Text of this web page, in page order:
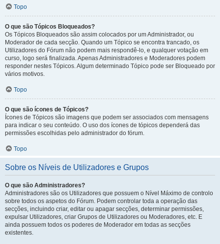
Topo
O que são Tópicos Bloqueados?
Os Tópicos Bloqueados são assim colocados por um Administrador, ou
Moderador de cada secção. Quando um Tópico se encontra trancado, os
Utilizadores do Fórum não podem mais respondê-lo, e qualquer votação em
curso, logo será finalizada. Apenas Administradores e Moderadores podem
responder nestes Tópicos. Algum determinado Tópico pode ser Bloqueado por
vários motivos.
Topo
O que são ícones de Tópicos?
Ícones de Tópicos são imagens que podem ser associados com mensagens
para indicar o seu conteúdo. O uso dos ícones de tópicos dependerá das
permissões escolhidas pelo administrador do fórum.
Topo
Sobre os Níveis de Utilizadores e Grupos
O que são Administradores?
Administradores são os Utilizadores que possuem o Nível Máximo de controlo
sobre todos os aspetos do Fórum. Podem controlar toda a operação das
secções, incluindo criar, editar ou apagar secções, determinar permissões,
expulsar Utilizadores, criar Grupos de Utilizadores ou Moderadores, etc. E
ainda possuem todos os poderes de Moderador em todas as secções
existentes.